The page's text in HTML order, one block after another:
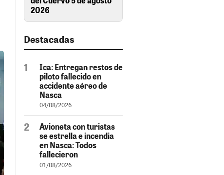
2026
Destacadas
Ica: Entregan restos de
piloto fallecido en
accidente aéreo de
Nasca
04/08/2026
Avioneta con turistas
se estrella e incendia
en Nasca: Todos
fallecieron
01/08/2026